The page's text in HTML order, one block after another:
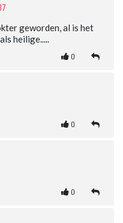
geworden, al is het
heilige.....
0
0
0